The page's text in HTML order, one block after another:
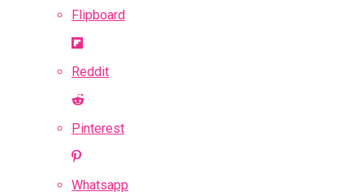
Flipboard
Reddit
Pinterest
Whatsapp